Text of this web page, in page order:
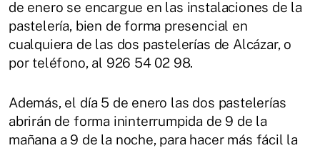
de enero se encargue en las instalaciones de la
pastelería, bien de forma presencial en
cualquiera de las dos pastelerías de Alcázar, o
por teléfono, al 926 54 02 98.
Además, el día 5 de enero las dos pastelerías
abrirán de forma ininterrumpida de 9 de la
mañana a 9 de la noche, para hacer más fácil la